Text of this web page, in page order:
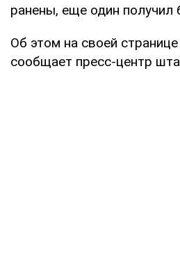
ранены, еще один получил
Об этом на своей
сообщает пресс-центр